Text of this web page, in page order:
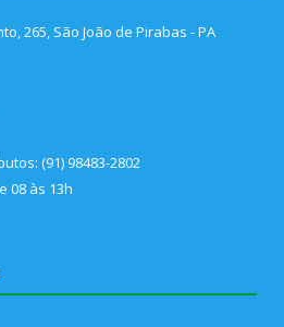
265, São João de Pirabas - PA
(91) 98483-2802
08 às 13h